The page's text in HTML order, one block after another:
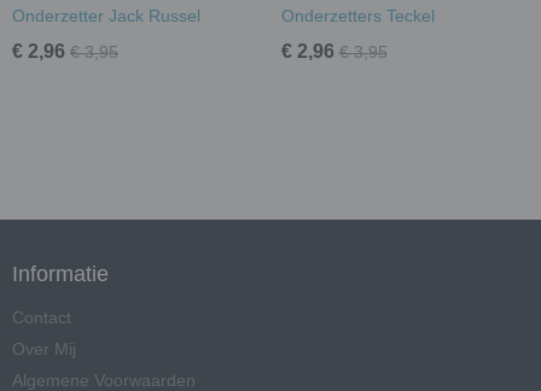
Onderzetter Jack Russel
€ 2,96 € 3,95
Onderzetters Teckel
€ 2,96 € 3,95
Informatie
Contact
Over Mij
Algemene Voorwaarden